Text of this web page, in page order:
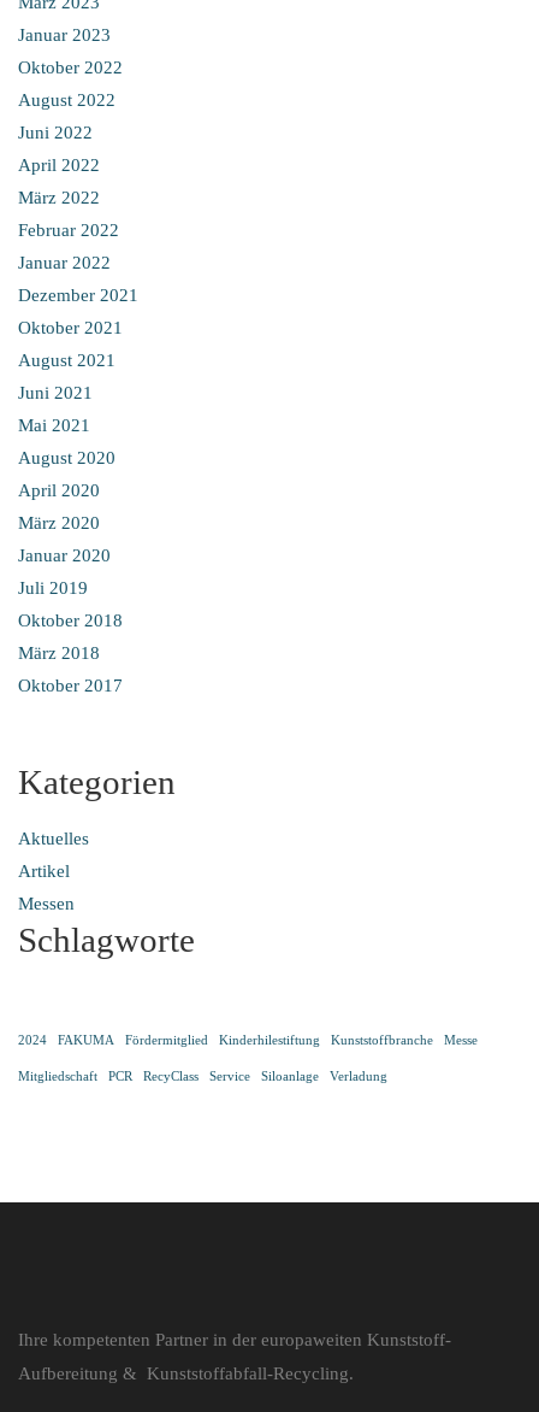
Januar 2023
Oktober 2022
August 2022
Juni 2022
April 2022
März 2022
Februar 2022
Januar 2022
Dezember 2021
Oktober 2021
August 2021
Juni 2021
Mai 2021
August 2020
April 2020
März 2020
Januar 2020
Juli 2019
Oktober 2018
März 2018
Oktober 2017
Kategorien
Aktuelles
Artikel
Messen
Schlagworte
2024 FAKUMA Fördermitglied Kinderhilestiftung Kunststoffbranche Messe
Mitgliedschaft PCR RecyClass Service Siloanlage Verladung
Ihre kompetenten Partner in der europaweiten Kunststoff-
Aufbereitung & Kunststoffabfall-Recycling.